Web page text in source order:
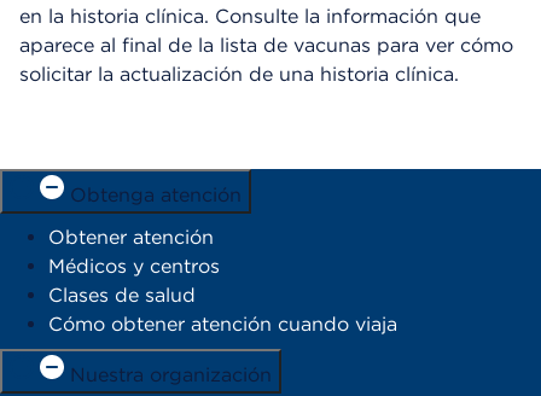
en la historia clínica. Consulte la información que
aparece al final de la lista de vacunas para ver cómo
solicitar la actualización de una historia clínica.
Obtenga atención
Obtener atención
Médicos y centros
Clases de salud
Cómo obtener atención cuando viaja
Nuestra organización